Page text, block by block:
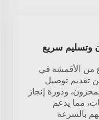
وتسليم سريع
على أكثر من 100 نوع من الأقمشة في
يمكّننا من تقديم توصيل
المخزون، ودورة إنجاز
مما يدعم
بالسرعة